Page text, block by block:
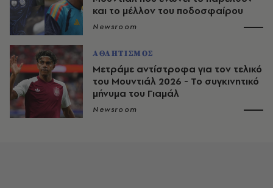
και το μέλλον του ποδοσφαίρου
Newsroom
ΑΘΛΗΤΙΣΜΟΣ
Μετράμε αντίστροφα για τον τελικό
του Μουντιάλ 2026 - Το συγκινητικό
μήνυμα του Γιαμάλ
Newsroom